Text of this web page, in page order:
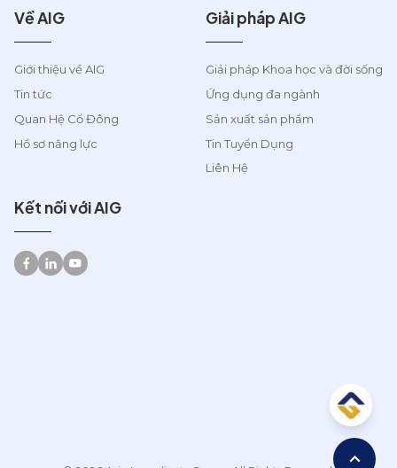
Về AIG
Giới thiệu về AIG
Tin tức
Quan Hệ Cổ Đông
Hồ sơ năng lực
Giải pháp AIG
Giải pháp Khoa học và đời sống
Ứng dụng đa ngành
Sản xuất sản phẩm
Tin Tuyển Dụng
Liên Hệ
Kết nối với AIG